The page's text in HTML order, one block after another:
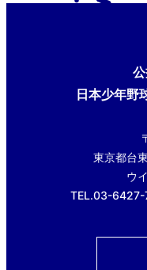
日本少年
東京都台
ウ
TEL.03-